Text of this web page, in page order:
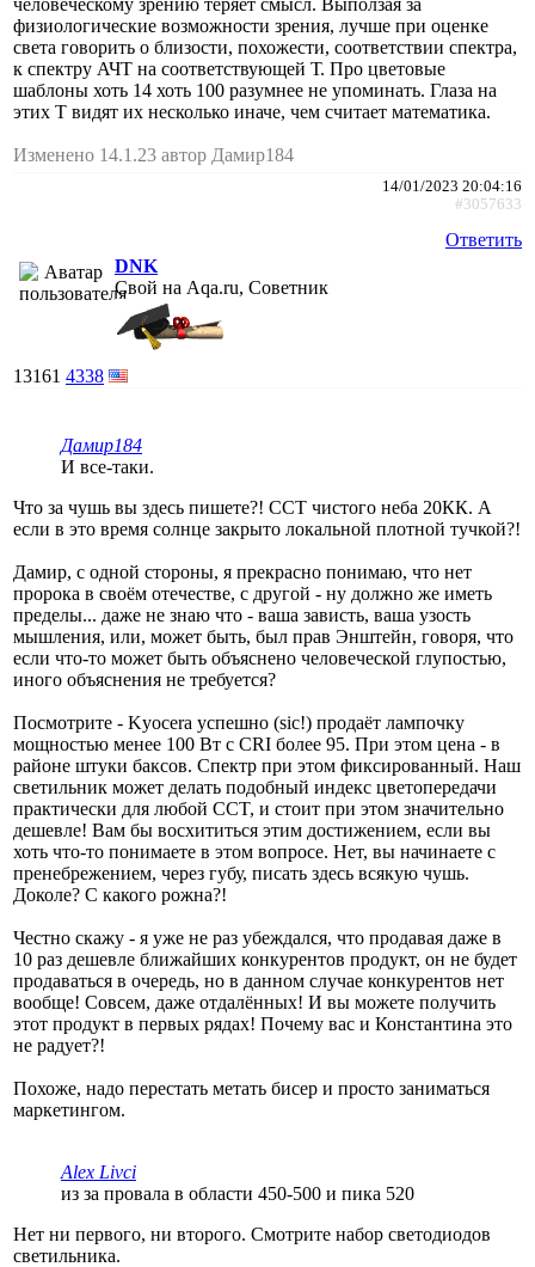
физиологические возможности зрения, лучше при оценке
света говорить о близости, похожести, соответствии спектра,
к спектру АЧТ на соответствующей Т. Про цветовые
шаблоны хоть 14 хоть 100 разумнее не упоминать. Глаза на
этих Т видят их несколько иначе, чем считает математика.
Изменено 14.1.23 автор Дамир184
14/01/2023 20:04:16
#3057633
Ответить
DNK
Свой на Aqa.ru, Советник
13161 4338
Дамир184
И все-таки.
Что за чушь вы здесь пишете?! ССТ чистого неба 20КК. А
если в это время солнце закрыто локальной плотной тучкой?!
Дамир, с одной стороны, я прекрасно понимаю, что нет
пророка в своём отечестве, с другой - ну должно же иметь
пределы... даже не знаю что - ваша зависть, ваша узость
мышления, или, может быть, был прав Энштейн, говоря, что
если что-то может быть объяснено человеческой глупостью,
иного объяснения не требуется?
Посмотрите - Kyocera успешно (sic!) продаёт лампочку
мощностью менее 100 Вт с CRI более 95. При этом цена - в
районе штуки баксов. Спектр при этом фиксированный. Наш
светильник может делать подобный индекс цветопередачи
практически для любой CCT, и стоит при этом значительно
дешевле! Вам бы восхититься этим достижением, если вы
хоть что-то понимаете в этом вопросе. Нет, вы начинаете с
пренебрежением, через губу, писать здесь всякую чушь.
Доколе? С какого рожна?!
Честно скажу - я уже не раз убеждался, что продавая даже в
10 раз дешевле ближайших конкурентов продукт, он не будет
продаваться в очередь, но в данном случае конкурентов нет
вообще! Совсем, даже отдалённых! И вы можете получить
этот продукт в первых рядах! Почему вас и Константина это
не радует?!
Похоже, надо перестать метать бисер и просто заниматься
маркетингом.
Alex Livci
из за провала в области 450-500 и пика 520
Нет ни первого, ни второго. Смотрите набор светодиодов
светильника.